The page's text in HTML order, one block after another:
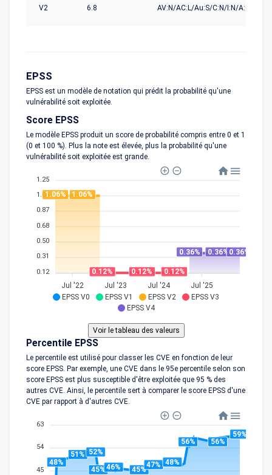
V2 6.8 AV:N/AC:L/Au:S/C:N/I:N/A:C
EPSS
EPSS est un modèle de notation qui prédit la probabilité qu'une
vulnérabilité soit exploitée.
Score EPSS
Le modèle EPSS produit un score de probabilité compris entre 0 et 1
(0 et 100 %). Plus la note est élevée, plus la probabilité qu'une
vulnérabilité soit exploitée est grande.
EPSS V0 EPSS V1 EPSS V2
EPSS V3
EPSS V4
1.25
1.06
0.87
0.68
0.50
0.31
0.12
1.06% 1.06%
0.12% 0.12% 0.12%
0.36% 0.36% 0.36%
Jul '22 Jul '23 Jul '24 Jul '25
Percentile EPSS
Le percentile est utilisé pour classer les CVE en fonction de leur
score EPSS. Par exemple, une CVE dans le 95e percentile selon son
score EPSS est plus susceptible d'être exploitée que 95 % des
autres CVE. Ainsi, le percentile sert à comparer le score EPSS d'une
CVE par rapport à d'autres CVE.
63
54
45
48%
51% 52%
45%46% 45%
47% 48%
56% 56%
59%